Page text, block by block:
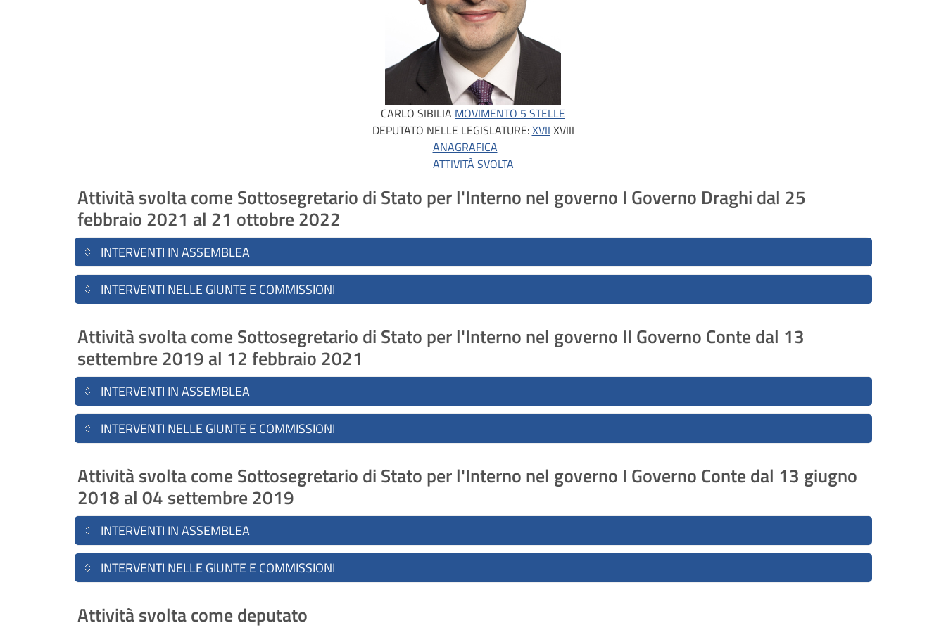
CARLO SIBILIA MOVIMENTO 5 STELLE
DEPUTATO NELLE LEGISLATURE:XVII XVIII
ANAGRAFICA
ATTIVITÀ SVOLTA
Attività svolta come Sottosegretario di Stato per l'Interno nel governo I Governo Draghi dal 25
febbraio 2021 al 21 ottobre 2022
INTERVENTI IN ASSEMBLEA
INTERVENTI NELLE GIUNTE E COMMISSIONI
Attività svolta come Sottosegretario di Stato per l'Interno nel governo II Governo Conte dal 13
settembre 2019 al 12 febbraio 2021
INTERVENTI IN ASSEMBLEA
INTERVENTI NELLE GIUNTE E COMMISSIONI
Attività svolta come Sottosegretario di Stato per l'Interno nel governo I Governo Conte dal 13 giugno
2018 al 04 settembre 2019
INTERVENTI IN ASSEMBLEA
INTERVENTI NELLE GIUNTE E COMMISSIONI
Attività svolta come deputato